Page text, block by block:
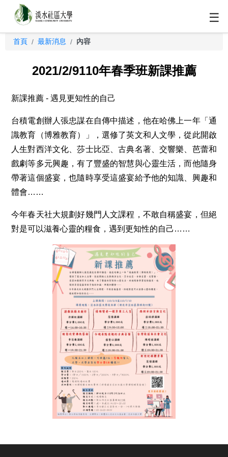
☰
首頁 / 最新消息 / 內容
2021/2/9110年春季班新課推薦
新課推薦 - 遇見更知性的自己
台積電創辦人張忠謀在自傳中描述，他在哈佛上一年「通
識教育（博雅教育）」，選修了英文和人文學，從此開啟
人生對西洋文化、莎士比亞、古典名著、交響樂、芭蕾和
戲劇等多元興趣，有了豐盛的智慧與心靈生活，而他隨身
帶著這個盛宴，也隨時享受這盛宴給予他的知識、興趣和
體會……
今年春天社大規劃好幾門人文課程，不敢自稱盛宴，但絕
對是可以滋養心靈的糧食，遇到更知性的自己……